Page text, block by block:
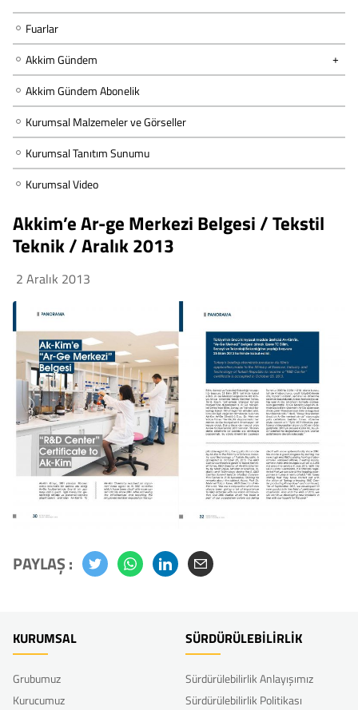
Fuarlar
Akkim Gündem
Akkim Gündem Abonelik
Kurumsal Malzemeler ve Görseller
Kurumsal Tanıtım Sunumu
Kurumsal Video
Akkim’e Ar-ge Merkezi Belgesi / Tekstil
Teknik / Aralık 2013
2 Aralık 2013
PAYLAŞ :
KURUMSAL
Grubumuz
Kurucumuz
SÜRDÜRÜLEBİLİRLİK
Sürdürülebilirlik Anlayışımız
Sürdürülebilirlik Politikası